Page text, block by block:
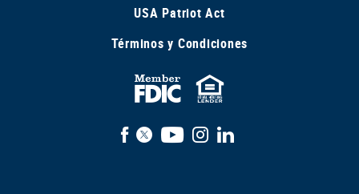
USA Patriot Act
Términos y Condiciones
FDIC
Insured
Equal
Housing
FacebookYouTubeInstagram
LinkedIn